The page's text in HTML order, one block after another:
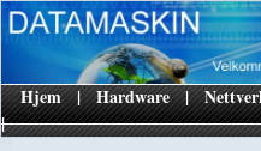
|
Hjem | Hardware |